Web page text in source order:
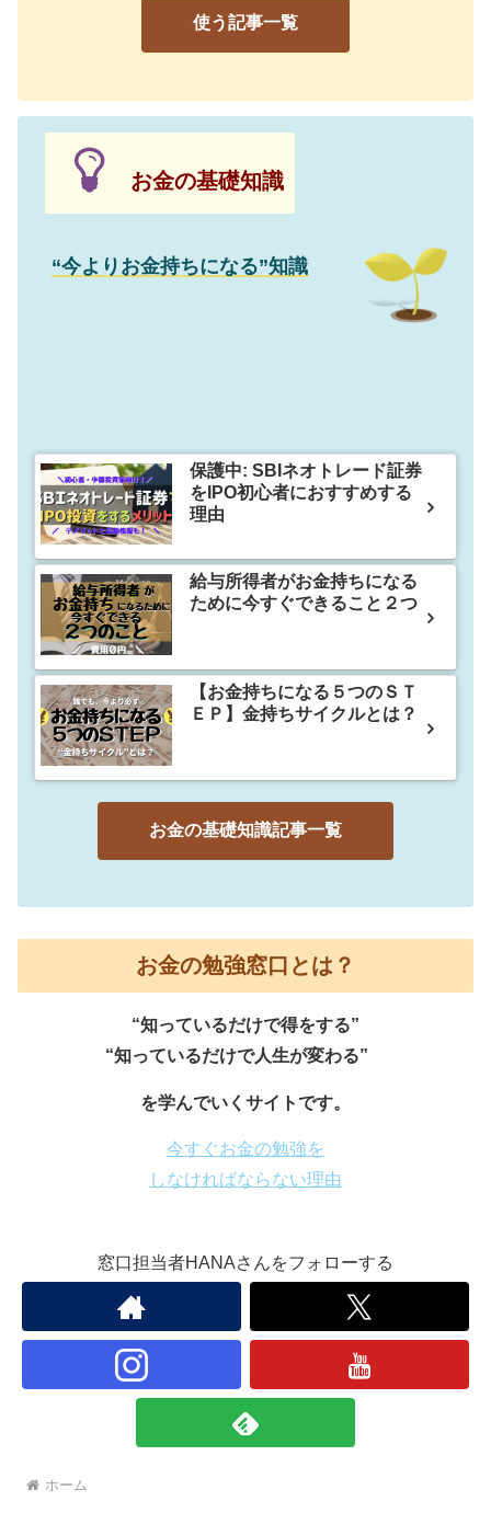
使う記事一覧
お金の基礎知識
“今よりお金持ちになる”知識
保護中: SBIネオトレード証券
をIPO初心者におすすめする
理由
給与所得者がお金持ちになる
ために今すぐできること２つ
【お金持ちになる５つのＳＴ
ＥＰ】金持ちサイクルとは？
お金の基礎知識記事一覧
お金の勉強窓口とは？
“知っているだけで得をする”
“知っているだけで人生が変わる”
を学んでいくサイトです。
今すぐお金の勉強を
しなければならない理由
窓口担当者HANAさんをフォローする
ホーム